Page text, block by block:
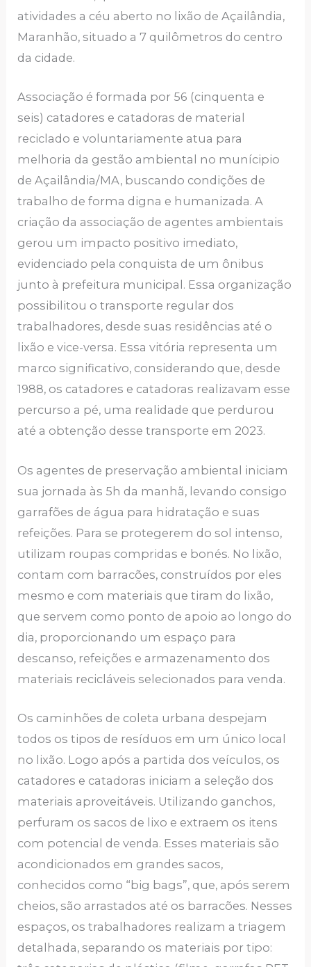
atividades a céu aberto no lixão de Açailândia,
Maranhão, situado a 7 quilômetros do centro
da cidade.
Associação é formada por 56 (cinquenta e
seis) catadores e catadoras de material
reciclado e voluntariamente atua para
melhoria da gestão ambiental no munícipio
de Açailândia/MA, buscando condições de
trabalho de forma digna e humanizada. A
criação da associação de agentes ambientais
gerou um impacto positivo imediato,
evidenciado pela conquista de um ônibus
junto à prefeitura municipal. Essa organização
possibilitou o transporte regular dos
trabalhadores, desde suas residências até o
lixão e vice-versa. Essa vitória representa um
marco significativo, considerando que, desde
1988, os catadores e catadoras realizavam esse
percurso a pé, uma realidade que perdurou
até a obtenção desse transporte em 2023.
Os agentes de preservação ambiental iniciam
sua jornada às 5h da manhã, levando consigo
garrafões de água para hidratação e suas
refeições. Para se protegerem do sol intenso,
utilizam roupas compridas e bonés. No lixão,
contam com barracões, construídos por eles
mesmo e com materiais que tiram do lixão,
que servem como ponto de apoio ao longo do
dia, proporcionando um espaço para
descanso, refeições e armazenamento dos
materiais recicláveis selecionados para venda.
Os caminhões de coleta urbana despejam
todos os tipos de resíduos em um único local
no lixão. Logo após a partida dos veículos, os
catadores e catadoras iniciam a seleção dos
materiais aproveitáveis. Utilizando ganchos,
perfuram os sacos de lixo e extraem os itens
com potencial de venda. Esses materiais são
acondicionados em grandes sacos,
conhecidos como “big bags”, que, após serem
cheios, são arrastados até os barracões. Nesses
espaços, os trabalhadores realizam a triagem
detalhada, separando os materiais por tipo: